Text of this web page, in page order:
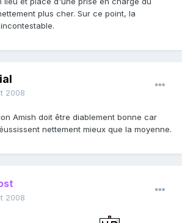
plus cher. Sur ce point, la
2008
Amish doit être diablement bonne car
nettement mieux que la moyenne.
2008